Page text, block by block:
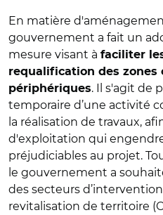
En matière
gouvernement a fait un
mesure visant à faciliter
requalification des zones
périphériques. Il s'agit de
temporaire d’une activité
la réalisation de travaux,
d'exploitation qui
préjudiciables au projet.
le gouvernement a
des secteurs
revitalisation de territoire